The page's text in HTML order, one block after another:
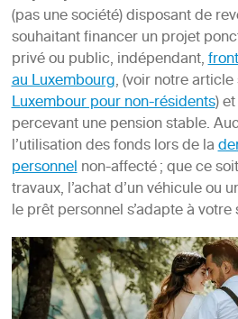
(pas une société) disposant de
souhaitant financer un projet
privé ou public, indépendant,
au Luxembourg, (voir notre
Luxembour pour non-résidents)
percevant une pension stable.
l’utilisation des fonds lors de la
personnelnon-affecté ; que ce
travaux, l’achat d’un véhicule ou
le prêt personnel s’adapte à votre